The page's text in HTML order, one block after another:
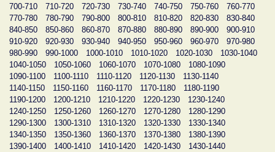
700-710
710-720 720-730 730-740 740-750 750-760
760-770
770-780
780-790 790-800 800-810 810-820 820-830
830-840
840-850
850-860 860-870 870-880 880-890 890-900
900-910
910-920
920-930 930-940 940-950 950-960 960-970
970-980
980-990
990-1000 1000-1010 1010-1020 1020-1030
1030-1040
1040-1050
1050-1060 1060-1070 1070-1080
1080-1090
1090-1100
1100-1110 1110-1120 1120-1130
1130-1140
1140-1150
1150-1160 1160-1170 1170-1180
1180-1190
1190-1200
1200-1210 1210-1220 1220-1230
1230-1240
1240-1250
1250-1260 1260-1270 1270-1280
1280-1290
1290-1300
1300-1310 1310-1320 1320-1330
1330-1340
1340-1350
1350-1360 1360-1370 1370-1380
1380-1390
1390-1400
1400-1410 1410-1420 1420-1430
1430-1440